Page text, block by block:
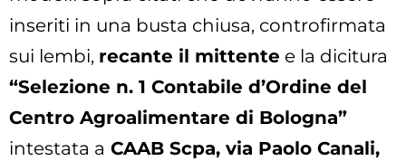
inseriti in una busta chiusa, controfirmata
sui lembi, recante il mittente e la dicitura
“Selezione n. 1 Contabile d’Ordine del
Centro Agroalimentare di Bologna”
intestata a CAAB Scpa, via Paolo Canali,